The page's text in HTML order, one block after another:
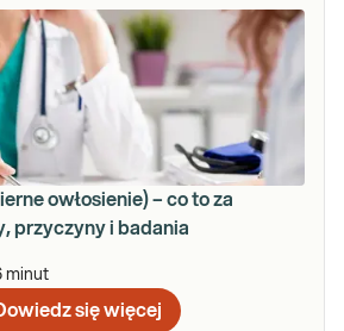
owłosienie) – co to za
przyczyny i badania
minut
się więcej